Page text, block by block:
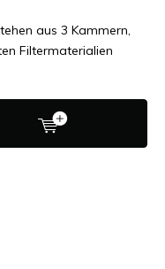
aus 3 Kammern,
Filtermaterialien